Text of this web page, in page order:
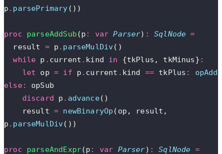
p . parsePrimary ())
proc parseAddSub (p : var Parser) : SqlNode =
  result
= p . parseMulDiv ()
  while
p . current . kind in {tkPlus, tkMinus} :
    let
op = if p . current . kind == tkPlus :
else:
opSub
    discard
p . advance()
    result
= newBinaryOp (op, result,
p . parseMulDiv ())
proc parseAndExpr(p : var Parser) : SqlNode =